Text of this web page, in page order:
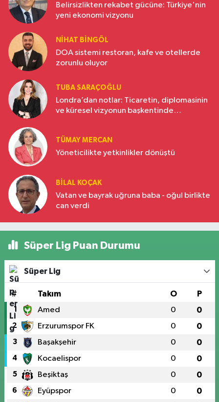
Belirsizlikten rekabet gücüne: Türkiye'nin
yeni ekonomi vizyonu
NIHAT BINGÖL
DOA sistemi restoran, kafe ve otellerde
zorunlu oluyor
TUBA SARAÇOĞLU
Londra’dan notlar: Ticaretin, diplomasinin
ve küresel vizyonun başkentinde
TÜMAY MERCAN
Yöneticilikte yetkinlikler dönüştü
BILAL KOÇAK
Vatan ve bayrak uğruna baba - oğul birlikte
can verdi
Süper Lig Puan Durumu
Süper Lig
# Takım O P
1 Amed 0 0
2 Erzurumspor FK 0 0
3 Başakşehir 0 0
4 Kocaelispor 0 0
5 Beşiktaş 0 0
6 Eyüpspor 0 0